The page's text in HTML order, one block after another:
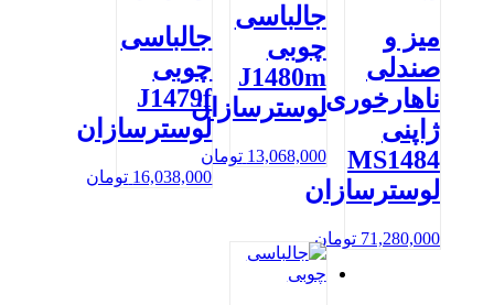
میز و
صندلی
ناهارخوری
ژاپنی
MS1484
لوسترسازان
71,280,000 تومان
جالباسی
چوبی
J1480m
لوسترسازان
13,068,000 تومان
جالباسی
چوبی
J1479f
لوسترسازان
16,038,000 تومان